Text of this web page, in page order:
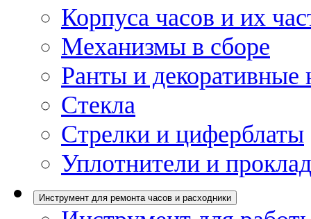
Корпуса часов и их
Механизмы в сборе
Ранты и декоративные
Стекла
Стрелки и циферблаты
Уплотнители и
Инструмент для ремонта часов и расходники